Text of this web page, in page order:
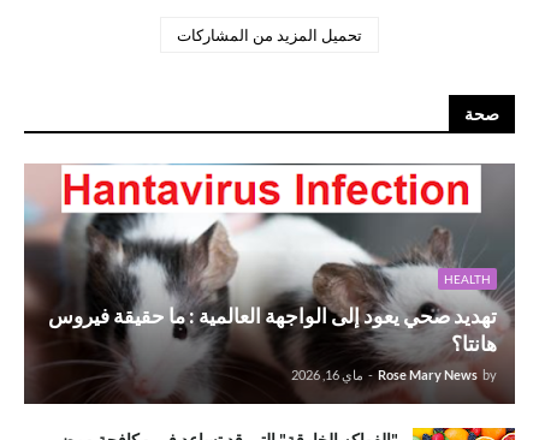
تحميل المزيد من المشاركات
صحة
HEALTH
تهديد صحي يعود إلى الواجهة العالمية : ما حقيقة فيروس
هانتا؟
by
Rose Mary News
- ماي 16, 2026